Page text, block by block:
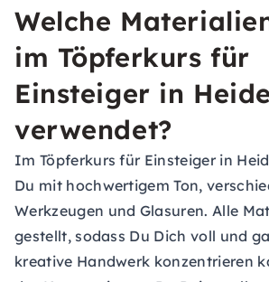
Welche
im Töpferkurs für
Einsteiger in
verwendet?
Im Töpferkurs für Einsteiger in
Du mit hochwertigem Ton,
Werkzeugen und Glasuren. Alle
gestellt, sodass Du Dich voll und
kreative Handwerk konzentrieren